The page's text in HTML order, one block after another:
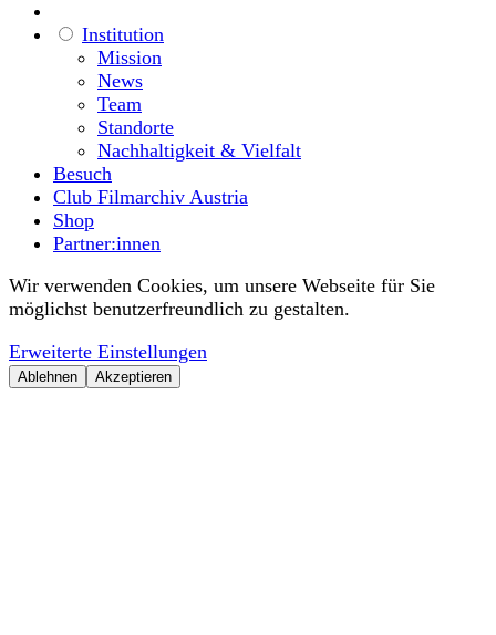
Institution
Mission
News
Team
Standorte
Nachhaltigkeit & Vielfalt
Besuch
Club Filmarchiv Austria
Shop
Partner:innen
Wir verwenden Cookies, um unsere Webseite für Sie
möglichst benutzerfreundlich zu gestalten.
Erweiterte Einstellungen
Ablehnen Akzeptieren